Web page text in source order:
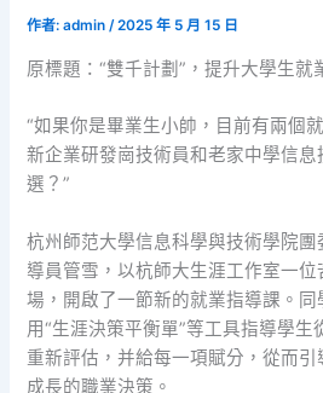
作者:admin/2025 年 5 月 15 日
原標題：“雙千計劃”，提升大學生就
“如果你是畢業生小帥，目前有兩個
新企業研發崗技術員和老家中學信
選？”
杭州師范大學信息科學與技術學院團
導員管雪，以杭師大生涯工作室一
場，開啟了一節新的就業指導課。
用“生涯決策平衡單”等工具指導學
重新評估，并給每一項賦分，從而引
成長的職業決策。